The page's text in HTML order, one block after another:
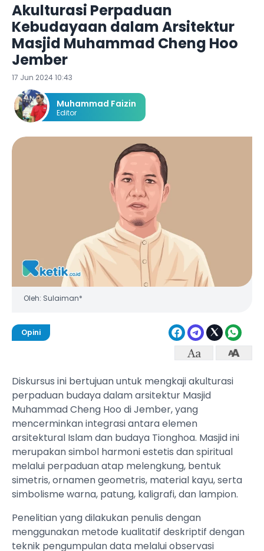
Akulturasi Perpaduan
Kebudayaan dalam Arsitektur
Masjid Muhammad Cheng Hoo
Jember
17 Jun 2024 10:43
Muhammad Faizin
Editor
Oleh: Sulaiman*
Opini
Diskursus ini bertujuan untuk mengkaji akulturasi
perpaduan budaya dalam arsitektur Masjid
Muhammad Cheng Hoo di Jember, yang
mencerminkan integrasi antara elemen
arsitektural Islam dan budaya Tionghoa. Masjid ini
merupakan simbol harmoni estetis dan spiritual
melalui perpaduan atap melengkung, bentuk
simetris, ornamen geometris, material kayu, serta
simbolisme warna, patung, kaligrafi, dan lampion.
Penelitian yang dilakukan penulis dengan
menggunakan metode kualitatif deskriptif dengan
teknik pengumpulan data melalui observasi